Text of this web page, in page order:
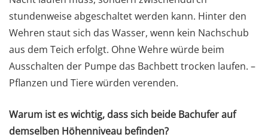
stundenweise abgeschaltet werden kann. Hinter den
Wehren staut sich das Wasser, wenn kein Nachschub
aus dem Teich erfolgt. Ohne Wehre würde beim
Ausschalten der Pumpe das Bachbett trocken laufen. –
Pflanzen und Tiere würden verenden.
Warum ist es wichtig, dass sich beide Bachufer auf
demselben Höhenniveau befinden?